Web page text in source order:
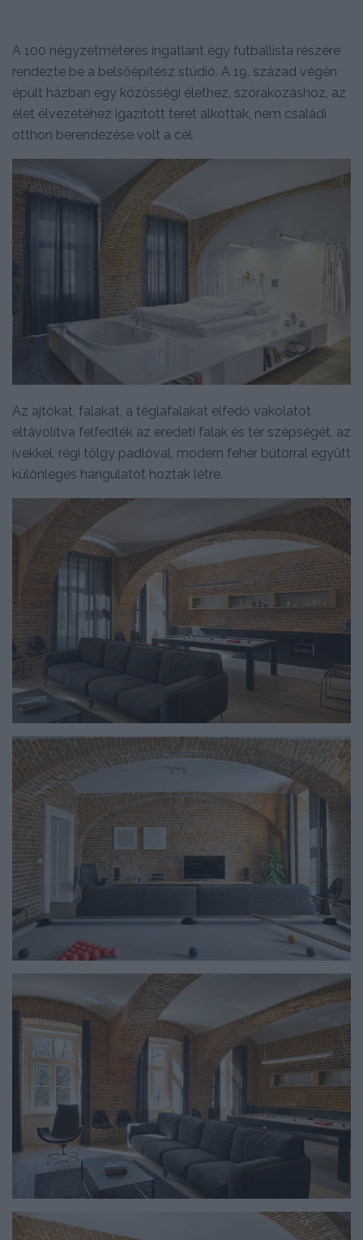
A 100 négyzetméteres ingatlant egy futballista részére
rendezte be a belsőépítész stúdió. A 19. század végén
épült házban egy közösségi élethez, szórakozáshoz, az
élet élvezetéhez igazított teret alkottak, nem családi
otthon berendezése volt a cél.
Az ajtókat, falakat, a téglafalakat elfedő vakolatot
eltávolítva felfedték az eredeti falak és tér szépségét, az
ívekkel, régi tölgy padlóval, modern fehér bútorral együtt
különleges hangulatot hoztak létre.